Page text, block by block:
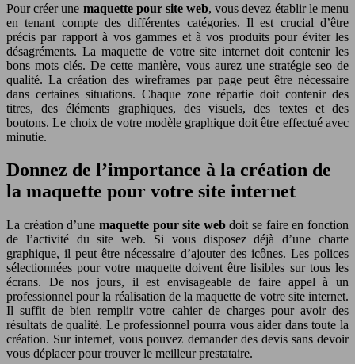
Pour créer une maquette pour site web, vous devez établir le menu
en tenant compte des différentes catégories. Il est crucial d’être
précis par rapport à vos gammes et à vos produits pour éviter les
désagréments. La maquette de votre site internet doit contenir les
bons mots clés. De cette manière, vous aurez une stratégie seo de
qualité. La création des wireframes par page peut être nécessaire
dans certaines situations. Chaque zone répartie doit contenir des
titres, des éléments graphiques, des visuels, des textes et des
boutons. Le choix de votre modèle graphique doit être effectué avec
minutie.
Donnez de l’importance à la création de
la maquette pour votre site internet
La création d’une maquette pour site webdoit se faire en fonction
de l’activité du site web. Si vous disposez déjà d’une charte
graphique, il peut être nécessaire d’ajouter des icônes. Les polices
sélectionnées pour votre maquette doivent être lisibles sur tous les
écrans. De nos jours, il est envisageable de faire appel à un
professionnel pour la réalisation de la maquette de votre site internet.
Il suffit de bien remplir votre cahier de charges pour avoir des
résultats de qualité. Le professionnel pourra vous aider dans toute la
création. Sur internet, vous pouvez demander des devis sans devoir
vous déplacer pour trouver le meilleur prestataire.